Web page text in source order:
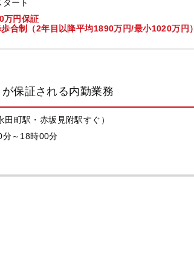
ート
万円保証
合制（2年目以降平均1890万円/最小1020万円）
保証される内勤業務
田町駅・赤坂見附駅すぐ）
分～18時00分